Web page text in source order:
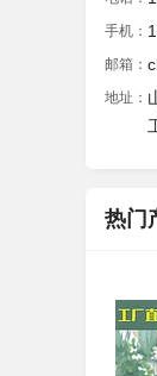
手机：
邮箱：
地址：
热门